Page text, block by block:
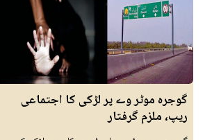
گوجرہ موٹر وے پر لڑکی کا اجتماعی
ریپ، ملزم گرفتار